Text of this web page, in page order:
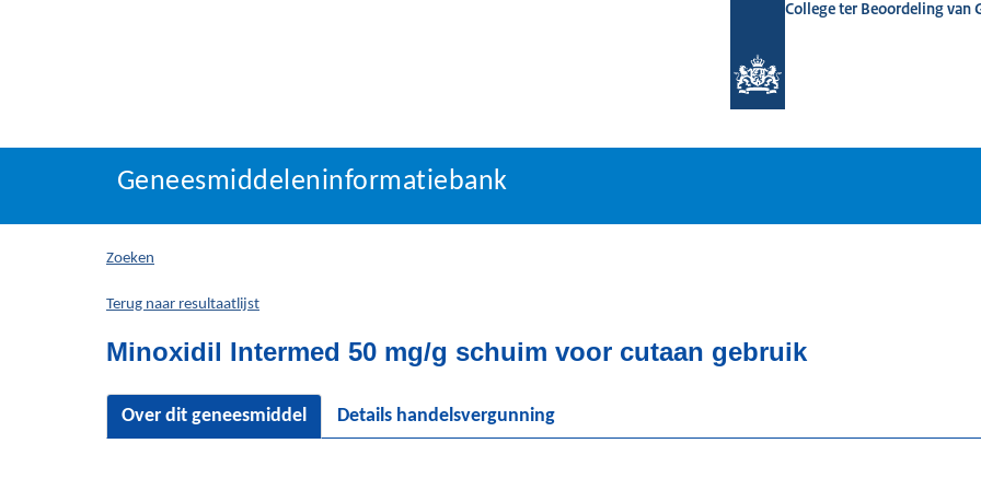
College ter Beoordeling van
Geneesmiddeleninformatiebank
U
hier:
Geneesmiddeleninformatiebank
Zoeken
Terug naar resultaatlijst
Minoxidil Intermed 50 mg/g schuim voor cutaan gebruik
Over dit geneesmiddel Details handelsvergunning